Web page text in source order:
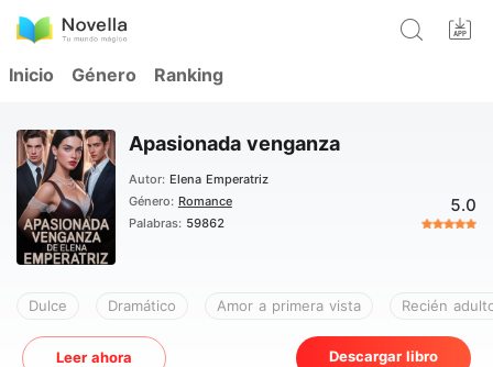
Inicio Género Ranking
Apasionada venganza
Autor: Elena Emperatriz
Género: Romance
Palabras: 59862
5.0
Dulce Dramático Amor a primera vista Recién
Leer ahora Descargar libro